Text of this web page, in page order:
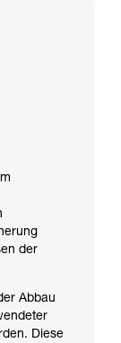
der
Abbau
Diese